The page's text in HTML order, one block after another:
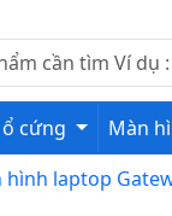
ổ cứng Màn
hình laptop